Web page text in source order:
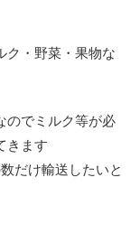
ク・野菜・果物な
のでミルク等が必
きます
だけ輸送したいと